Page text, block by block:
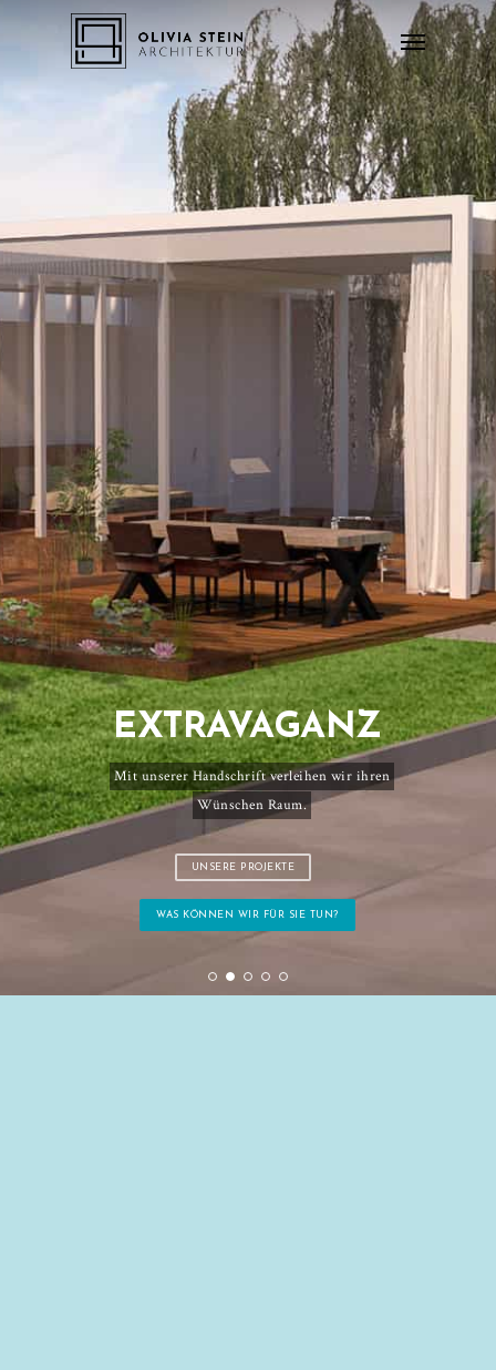
EXTRAVAGANZ
Mit unserer Handschrift verleihen wir ihren
Wünschen Raum.
UNSERE PROJEKTE
WAS KÖNNEN WIR FÜR SIE TUN?